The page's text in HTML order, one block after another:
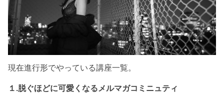
現在進行形でやっている講座一覧。
１.脱ぐほどに可愛くなるメルマガコミニュティ